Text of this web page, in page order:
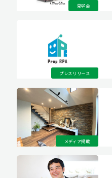
見学会
プレスリリース
メディア掲載